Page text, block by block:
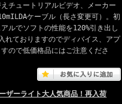
チュートリアルビデオ、メーカー
ケーブル（長さ変更可）。初
ルでソフトの性能を120%引き出し
れておりますのでディバイス、アプ
ので低価格品にはご注意くださ
ザーライト大人気商品！再入荷